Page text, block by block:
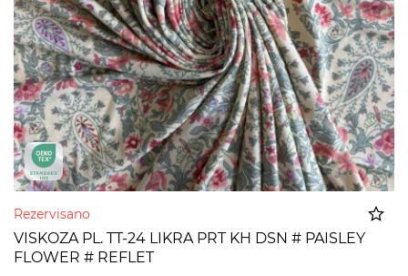
Rezervisano
VISKOZA PL. TT-24 LIKRA PRT KH DSN # PAISLEY
FLOWER # REFLET